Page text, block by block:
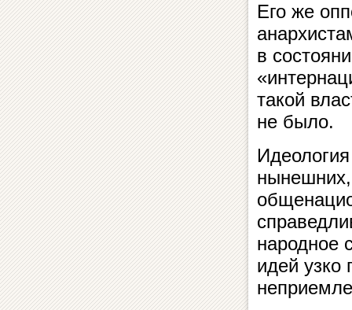
Его же
в
такой
не было.
нынешних,
народное
идей узко